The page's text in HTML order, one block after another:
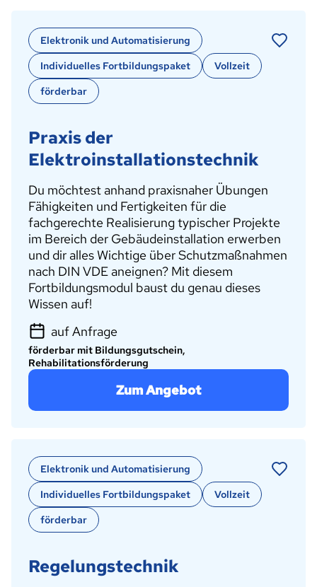
Elektronik und Automatisierung
Individuelles Fortbildungspaket
Vollzeit
förderbar
Praxis der
Elektroinstallationstechnik
Du möchtest anhand praxisnaher Übungen
Fähigkeiten und Fertigkeiten für die
fachgerechte Realisierung typischer Projekte
im Bereich der Gebäudeinstallation erwerben
und dir alles Wichtige über Schutzmaßnahmen
nach DIN VDE aneignen? Mit diesem
Fortbildungsmodul baust du genau dieses
Wissen auf!
auf Anfrage
förderbar mit Bildungsgutschein,
Rehabilitationsförderung
Zum Angebot
Elektronik und Automatisierung
Individuelles Fortbildungspaket
Vollzeit
förderbar
Regelungstechnik